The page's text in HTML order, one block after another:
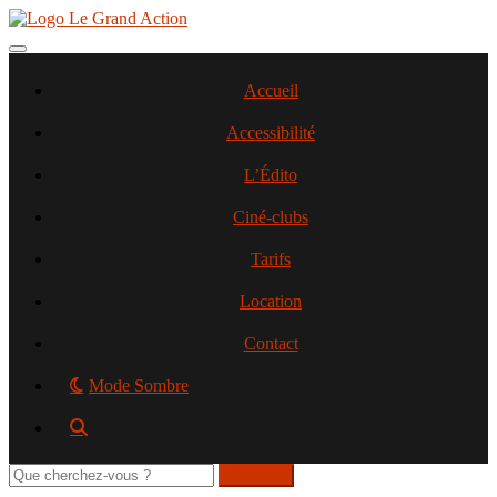
Aller
contenu
Toggle navigation
Accueil
Accessibilité
L’Édito
Ciné-clubs
Tarifs
Location
Contact
Mode Sombre
Rechercher
sur